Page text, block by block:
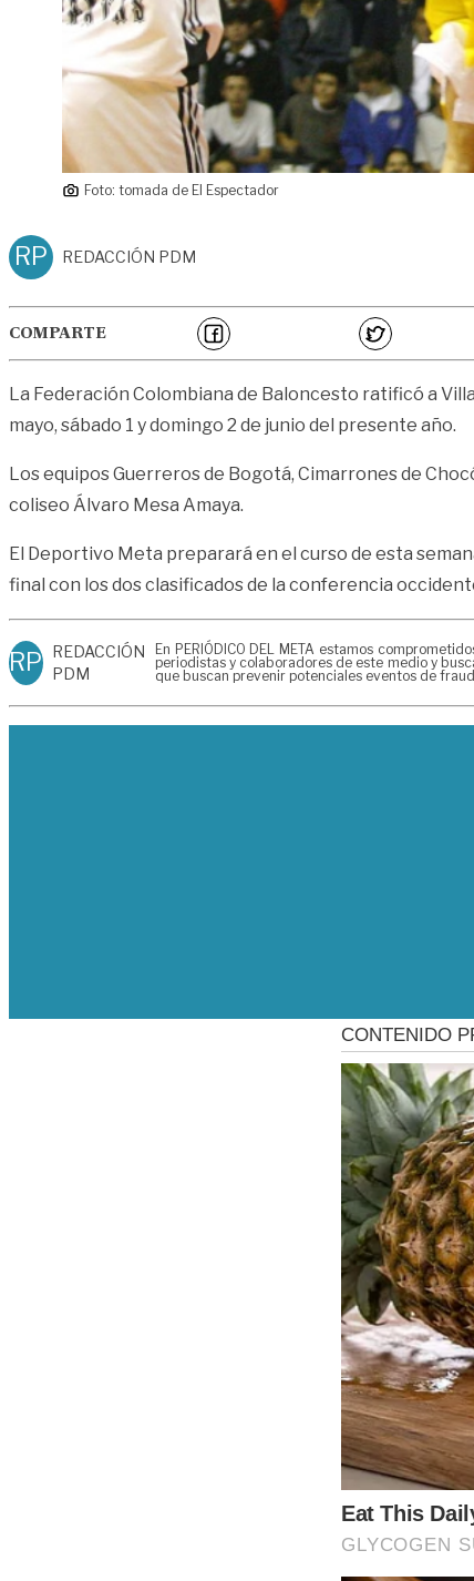
Foto: tomada de El Espectador
RP REDACCIÓN PDM
COMPARTE
La Federación Colombiana de Baloncesto ratificó a
mayo, sábado 1 y domingo 2 de junio del presente año.
Los equipos Guerreros de Bogotá, Cimarrones de
coliseo Álvaro Mesa Amaya.
El Deportivo Meta preparará en el curso de esta
final con los dos clasificados de la conferencia
RP REDACCIÓN
PDM
En PERIÓDICO DEL META estamos
periodistas y colaboradores de este medio y
que buscan prevenir potenciales eventos de